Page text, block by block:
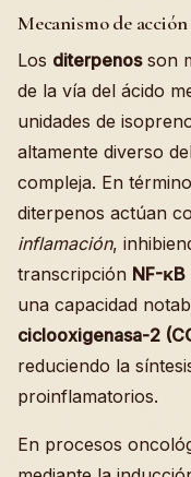
Mecanismo de acción
Los diterpenosson
de la vía del ácido
unidades de
altamente diverso
compleja. En
diterpenos actúan
inflamación,
transcripción NF-κB
una capacidad
ciclooxigenasa-2
reduciendo la
proinflamatorios.
En procesos